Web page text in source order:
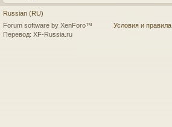
Russian (RU)
Условия и правила
Forum software by XenForo™
Перевод: XF-Russia.ru